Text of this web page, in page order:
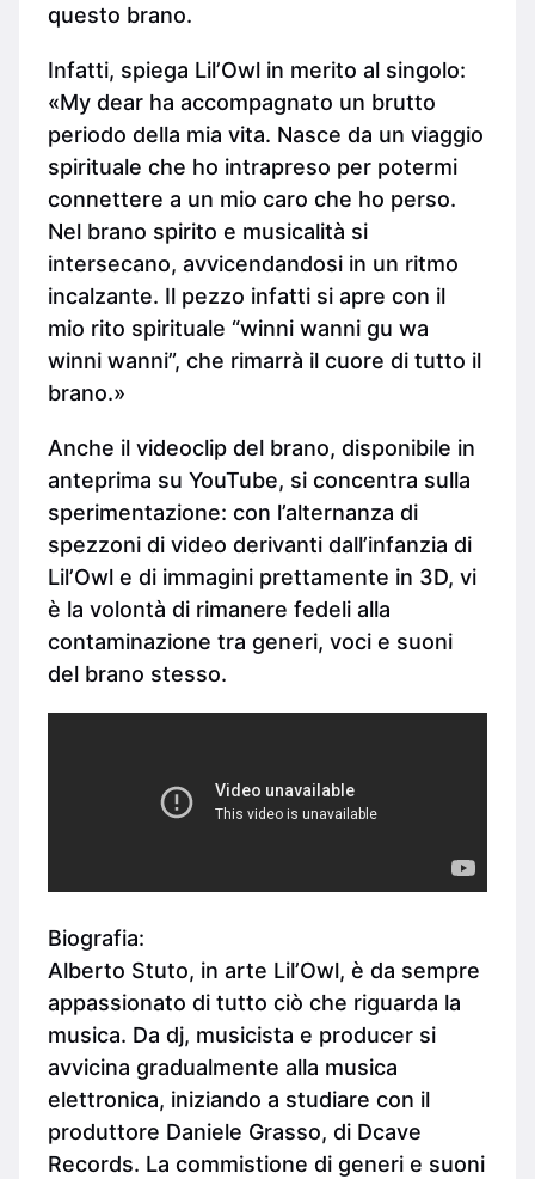
questo brano.
Infatti, spiega Lil’Owl in merito al singolo:
«My dear ha accompagnato un brutto
periodo della mia vita. Nasce da un viaggio
spirituale che ho intrapreso per potermi
connettere a un mio caro che ho perso.
Nel brano spirito e musicalità si
intersecano, avvicendandosi in un ritmo
incalzante. Il pezzo infatti si apre con il
mio rito spirituale “winni wanni gu wa
winni wanni”, che rimarrà il cuore di tutto il
brano.»
Anche il videoclip del brano, disponibile in
anteprima su YouTube, si concentra sulla
sperimentazione: con l’alternanza di
spezzoni di video derivanti dall’infanzia di
Lil’Owl e di immagini prettamente in 3D, vi
è la volontà di rimanere fedeli alla
contaminazione tra generi, voci e suoni
del brano stesso.
Biografia:
Alberto Stuto, in arte Lil’Owl, è da sempre
appassionato di tutto ciò che riguarda la
musica. Da dj, musicista e producer si
avvicina gradualmente alla musica
elettronica, iniziando a studiare con il
produttore Daniele Grasso, di Dcave
Records. La commistione di generi e suoni